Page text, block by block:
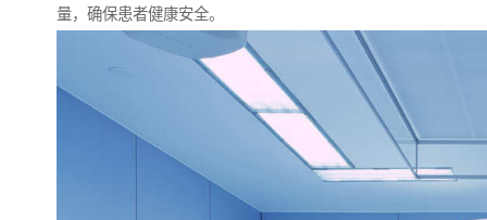
量，确保患者健康安全。